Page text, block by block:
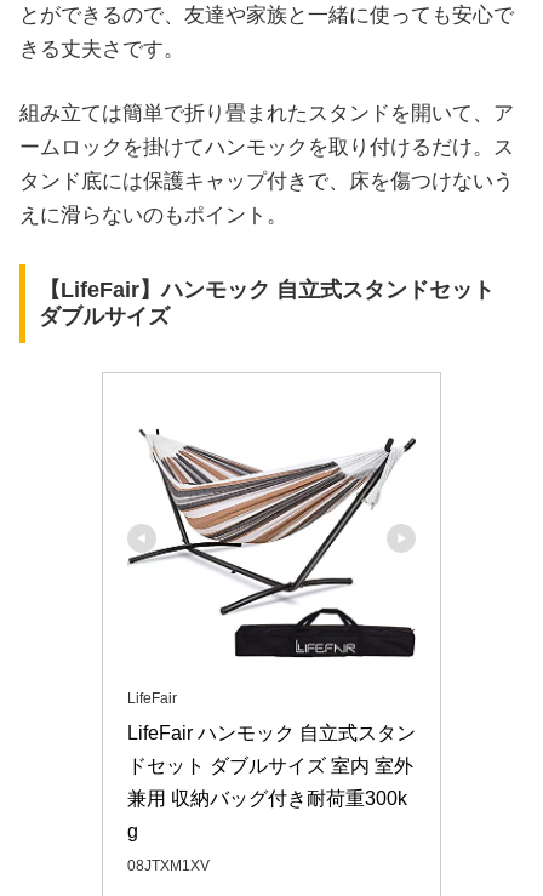
とができるので、友達や家族と一緒に使っても安心で
きる丈夫さです。
組み立ては簡単で折り畳まれたスタンドを開いて、ア
ームロックを掛けてハンモックを取り付けるだけ。ス
タンド底には保護キャップ付きで、床を傷つけないう
えに滑らないのもポイント。
【LifeFair】ハンモック 自立式スタンドセット
ダブルサイズ
LifeFair
LifeFair ハンモック 自立式スタン
ドセット ダブルサイズ 室内 室外
兼用 収納バッグ付き耐荷重300k
g
08JTXM1XV